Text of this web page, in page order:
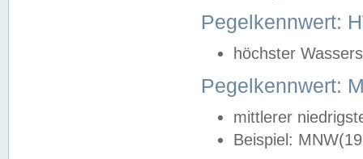
Pegelkennwert:
höchster
Pegelkennwert:
mittlerer
Beispiel: